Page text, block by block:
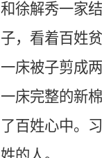
和徐解秀一家
子，看着百姓
一床被子剪成
一床完整的新
了百姓心中。